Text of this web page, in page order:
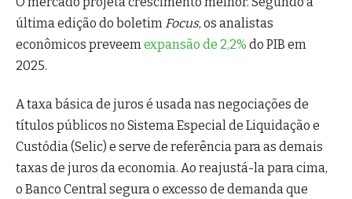
última edição do boletim Focus, os analistas
econômicos preveem expansão de 2,2% do PIB em
2025.
A taxa básica de juros é usada nas negociações de
títulos públicos no Sistema Especial de Liquidação e
Custódia (Selic) e serve de referência para as demais
taxas de juros da economia. Ao reajustá-la para cima,
o Banco Central segura o excesso de demanda que